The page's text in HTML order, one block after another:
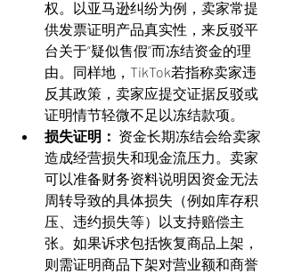
权。以亚马逊纠纷为例，卖家常提
供发票证明产品真实性，来反驳平
台关于“疑似售假”而冻结资金的理
由。同样地，TikTok若指称卖家违
反其政策，卖家应提交证据反驳或
证明情节轻微不足以冻结款项。
损失证明： 资金长期冻结会给卖家
造成经营损失和现金流压力。卖家
可以准备财务资料说明因资金无法
周转导致的具体损失（例如库存积
压、违约损失等）以支持赔偿主
张。如果诉求包括恢复商品上架，
则需证明商品下架对营业额和商誉